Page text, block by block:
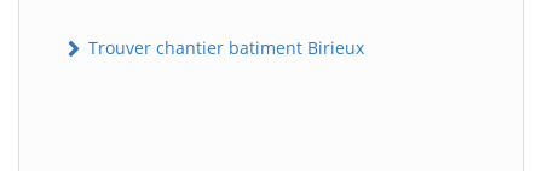
Trouver chantier batiment Birieux